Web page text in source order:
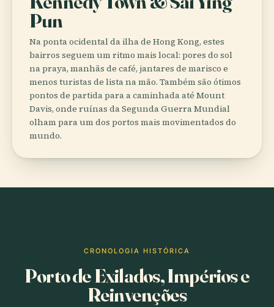
Pun
Na ponta ocidental da ilha de Hong Kong, estes
bairros seguem um ritmo mais local: pores do sol
na praya, manhãs de café, jantares de marisco e
menos turistas de lista na mão. Também são ótimos
pontos de partida para a caminhada até Mount
Davis, onde ruínas da Segunda Guerra Mundial
olham para um dos portos mais movimentados do
mundo.
CRONOLOGIA HISTÓRICA
Porto de Exilados, Impérios e
Reinvenções